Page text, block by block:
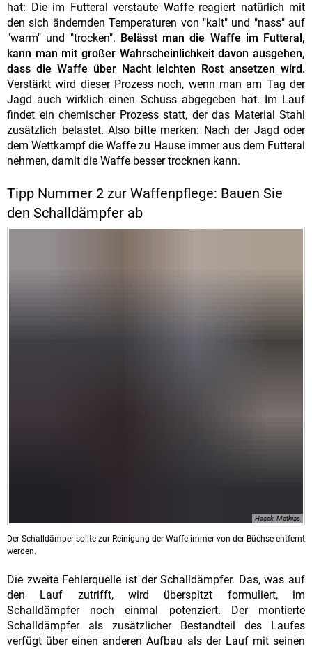
hat: Die im Futteral verstaute Waffe reagiert natürlich mit
den sich ändernden Temperaturen von "kalt" und "nass" auf
"warm" und "trocken". Belässt man die Waffe im Futteral,
kann man mit großer Wahrscheinlichkeit davon ausgehen,
dass die Waffe über Nacht leichten Rost ansetzen wird.
Verstärkt wird dieser Prozess noch, wenn man am Tag der
Jagd auch wirklich einen Schuss abgegeben hat. Im Lauf
findet ein chemischer Prozess statt, der das Material Stahl
zusätzlich belastet. Also bitte merken: Nach der Jagd oder
dem Wettkampf die Waffe zu Hause immer aus dem Futteral
nehmen, damit die Waffe besser trocknen kann.
Tipp Nummer 2 zur Waffenpflege: Bauen Sie
den Schalldämpfer ab
Haack, Mathias
Der Schalldämper sollte zur Reinigung der Waffe immer von der Büchse entfernt
werden.
Die zweite Fehlerquelle ist der Schalldämpfer. Das, was auf
den Lauf zutrifft, wird überspitzt formuliert, im
Schalldämpfer noch einmal potenziert. Der montierte
Schalldämpfer als zusätzlicher Bestandteil des Laufes
verfügt über einen anderen Aufbau als der Lauf mit seinen